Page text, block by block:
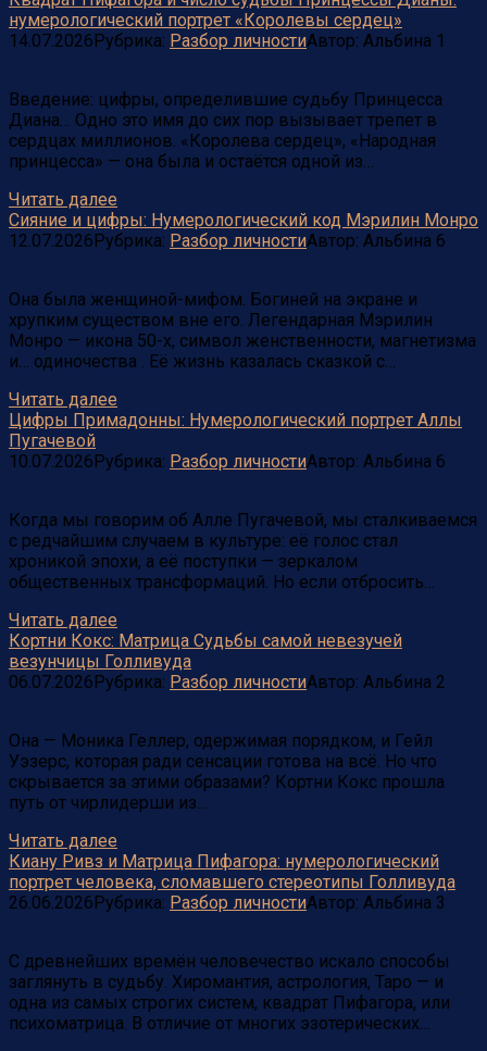
нумерологический портрет «Королевы сердец»
14.07.2026Рубрика: Разбор личностиАвтор: Альбина 1
Введение: цифры, определившие судьбу Принцесса
Диана… Одно это имя до сих пор вызывает трепет в
сердцах миллионов. «Королева сердец», «Народная
принцесса» — она была и остаётся одной из…
Читать далее
Сияние и цифры: Нумерологический код Мэрилин Монро
12.07.2026Рубрика: Разбор личностиАвтор: Альбина 6
Она была женщиной-мифом. Богиней на экране и
хрупким существом вне его. Легендарная Мэрилин
Монро — икона 50-х, символ женственности, магнетизма
и… одиночества . Её жизнь казалась сказкой с…
Читать далее
Цифры Примадонны: Нумерологический портрет Аллы
Пугачевой
10.07.2026Рубрика: Разбор личностиАвтор: Альбина 6
Когда мы говорим об Алле Пугачевой, мы сталкиваемся
с редчайшим случаем в культуре: её голос стал
хроникой эпохи, а её поступки — зеркалом
общественных трансформаций. Но если отбросить…
Читать далее
Кортни Кокс: Матрица Судьбы самой невезучей
везунчицы Голливуда
06.07.2026Рубрика: Разбор личностиАвтор: Альбина 2
Она — Моника Геллер, одержимая порядком, и Гейл
Уэзерс, которая ради сенсации готова на всё. Но что
скрывается за этими образами? Кортни Кокс прошла
путь от чирлидерши из…
Читать далее
Киану Ривз и Матрица Пифагора: нумерологический
портрет человека, сломавшего стереотипы Голливуда
26.06.2026Рубрика: Разбор личностиАвтор: Альбина 3
С древнейших времён человечество искало способы
заглянуть в судьбу. Хиромантия, астрология, Таро — и
одна из самых строгих систем, квадрат Пифагора, или
психоматрица. В отличие от многих эзотерических…